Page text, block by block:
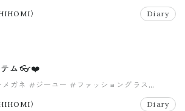
） Diary
テム👓❤️
ガネ #ジーユー #ファッショングラス
）
Diary